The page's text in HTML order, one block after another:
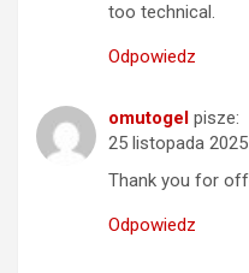
too technical.
Odpowiedz
omutogel pisze:
25 listopada
Thank you for
Odpowiedz